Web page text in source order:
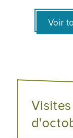
Voir